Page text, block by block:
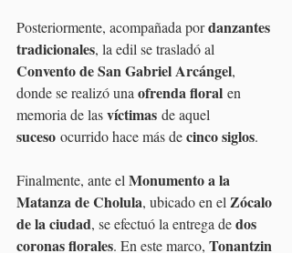
Posteriormente, acompañada por danzantes
tradicionales, la edil se trasladó al
Convento de San Gabriel Arcángel,
donde se realizó una ofrenda floral en
memoria de las víctimas de aquel
suceso ocurrido hace más de cinco siglos.
Finalmente, ante el Monumento a la
Matanza de Cholula, ubicado en el Zócalo
de la ciudad, se efectuó la entrega de dos
coronas florales. En este marco, Tonantzin